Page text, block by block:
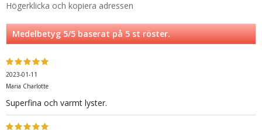
Högerklicka och kopiera adressen
Medelbetyg5/5 baserat på5st röster.
2023-01-11
Maria Charlotte
Superfina och varmt lyster.